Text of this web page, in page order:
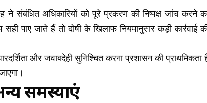
ने संबंधित अधिकारियों को पूरे प्रकरण की निष्पक्ष जांच करने
पाए जाते हैं तो दोषी के खिलाफ नियमानुसार कड़ी कार्रवाई
और जवाबदेही सुनिश्चित करना प्रशासन की प्राथमिकता
समस्याएं